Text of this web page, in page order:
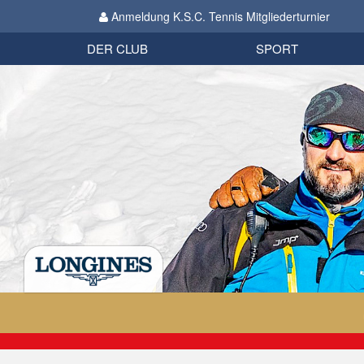
Anmeldung K.S.C. Tennis Mitgliederturnier
DER CLUB
Organisation
SPORT
Biathlon
Datenschutzverordnung 2018
Impressum